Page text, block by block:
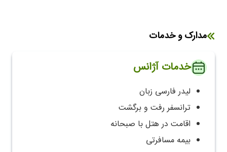
مدارک و خدمات
خدمات آژانس
لیدر فارسی زبان
ترانسفر رفت و برگشت
اقامت در هتل با صبحانه
بیمه مسافرتی